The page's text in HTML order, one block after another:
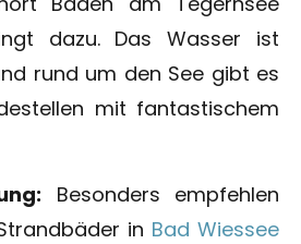
dazu. Das Wasser ist
rund um den See gibt es
mit fantastischem
Besonders empfehlen
in Bad Wiessee